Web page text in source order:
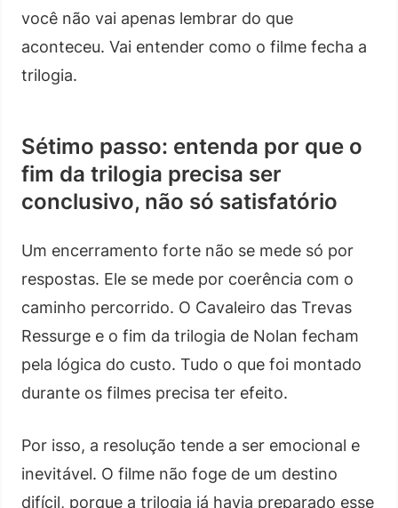
você não vai apenas lembrar do que
aconteceu. Vai entender como o filme fecha a
trilogia.
Sétimo passo: entenda por que o
fim da trilogia precisa ser
conclusivo, não só satisfatório
Um encerramento forte não se mede só por
respostas. Ele se mede por coerência com o
caminho percorrido. O Cavaleiro das Trevas
Ressurge e o fim da trilogia de Nolan fecham
pela lógica do custo. Tudo o que foi montado
durante os filmes precisa ter efeito.
Por isso, a resolução tende a ser emocional e
inevitável. O filme não foge de um destino
difícil, porque a trilogia já havia preparado esse